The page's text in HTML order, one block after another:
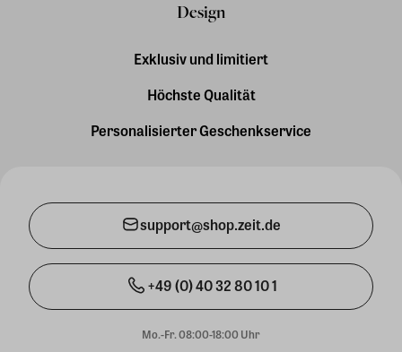
Design
Exklusiv und limitiert
Höchste Qualität
Personalisierter Geschenkservice
support@shop.zeit.de
+49 (0) 40 32 80 10 1
Mo.-Fr. 08:00-18:00 Uhr